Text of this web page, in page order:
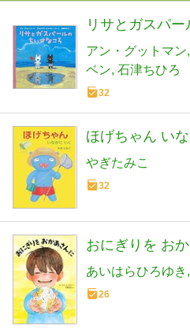
リサとガスパ
アン・グットマン
ベン 石津ちひろ
32
ほげちゃん い
やぎたみこ
32
おにぎりを お
あいはらひろゆき
26